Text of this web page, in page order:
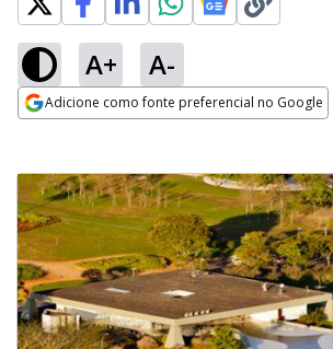
A+ A-
Adicione como fonte preferencial no Google